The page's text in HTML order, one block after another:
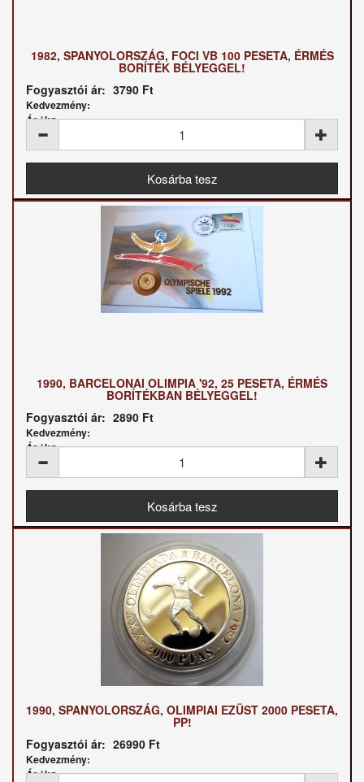
1982, SPANYOLORSZÁG, FOCI VB 100 PESETA, ÉRMÉS
BORÍTÉK BÉLYEGGEL!
Fogyasztói ár: 3790 Ft
Kedvezmény:
Ár / kg:
1990, BARCELONAI OLIMPIA '92, 25 PESETA, ÉRMÉS
BORÍTÉKBAN BÉLYEGGEL!
Fogyasztói ár: 2890 Ft
Kedvezmény:
Ár / kg:
1990, SPANYOLORSZÁG, OLIMPIAI EZÜST 2000 PESETA,
PP!
Fogyasztói ár: 26990 Ft
Kedvezmény:
Ár / kg: